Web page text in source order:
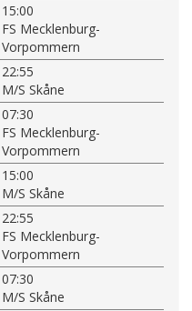
15:00
FS Mecklenburg-
Vorpommern
22:55
M/S Skåne
07:30
FS Mecklenburg-
Vorpommern
15:00
M/S Skåne
22:55
FS Mecklenburg-
Vorpommern
07:30
M/S Skåne